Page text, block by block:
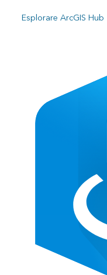
Esplorare ArcGIS Hub